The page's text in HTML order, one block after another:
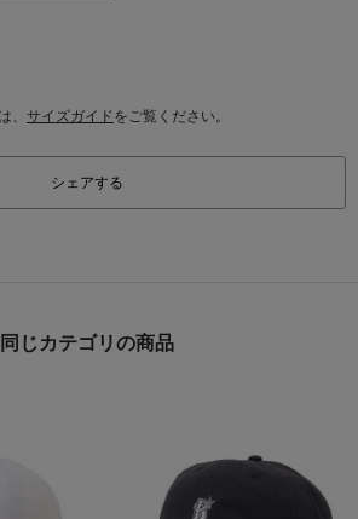
、 サイズガイドをご覧ください。
シェアする
同じカテゴリの商品